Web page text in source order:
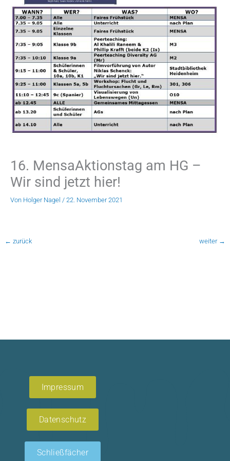
16. MensaAktionstag am HG –
Wir sind jetzt hier!
Von Holger Nagel / 22. November 2021
← zurück weiter →
Impressum
Datenschutz
Schließfächer